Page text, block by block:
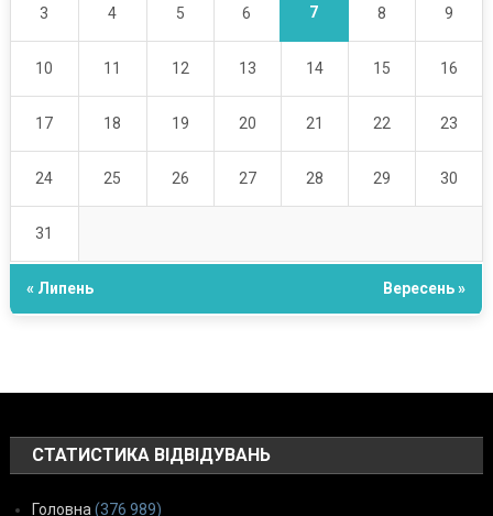
3 4 5 6 7 8 9
10 11 12 13 14 15 16
17 18 19 20 21 22 23
24 25 26 27 28 29 30
31
« Липень Вересень »
СТАТИСТИКА ВІДВІДУВАНЬ
Головна (376 989)